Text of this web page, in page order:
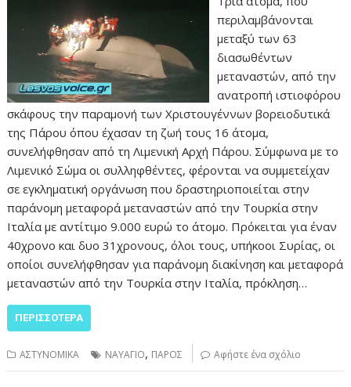
περιλαμβάνονται
μεταξύ των 63
διασωθέντων
μεταναστών, από την
ανατροπή ιστιοφόρου
σκάφους την παραμονή των Χριστουγέννων βορειοδυτικά
της Πάρου όπου έχασαν τη ζωή τους 16 άτομα,
συνελήφθησαν από τη Λιμενική Αρχή Πάρου. Σύμφωνα με το
Λιμενικό Σώμα οι συλληφθέντες, φέρονται να συμμετείχαν
σε εγκληματική οργάνωση που δραστηριοποιείται στην
παράνομη μεταφορά μεταναστών από την Τουρκία στην
Ιταλία με αντίτιμο 9.000 ευρώ το άτομο. Πρόκειται για έναν
40χρονο και δυο 31χρονους, όλοι τους, υπήκοοι Συρίας, οι
οποίοι συνελήφθησαν για παράνομη διακίνηση και μεταφορά
μεταναστών από την Τουρκία στην Ιταλία, πρόκληση…
ΠΕΡΙΣΣΌΤΕΡΑ
ΑΣΤΥΝΟΜΙΚΑ ΝΑΥΑΓΙΟ, ΠΑΡΟΣ Αφήστε ένα σχόλιο